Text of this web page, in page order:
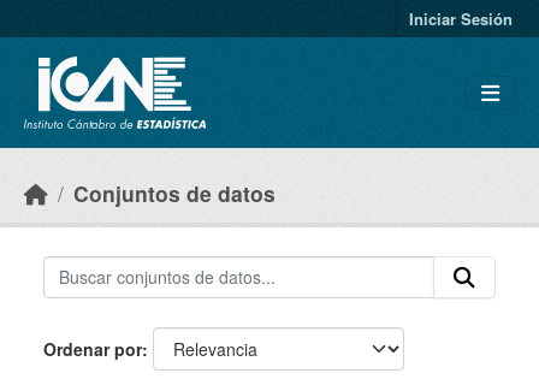
Iniciar Sesión
Conjuntos de datos
Ordenar por